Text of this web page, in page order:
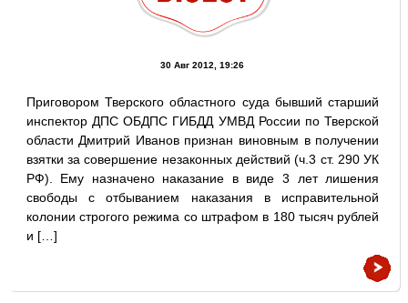
30 Авг 2012, 19:26
Приговором Тверского областного суда бывший старший
инспектор ДПС ОБДПС ГИБДД УМВД России по Тверской
области Дмитрий Иванов признан виновным в получении
взятки за совершение незаконных действий (ч.3 ст. 290 УК
РФ). Ему назначено наказание в виде 3 лет лишения
свободы с отбыванием наказания в исправительной
колонии строгого режима со штрафом в 180 тысяч рублей
и […]